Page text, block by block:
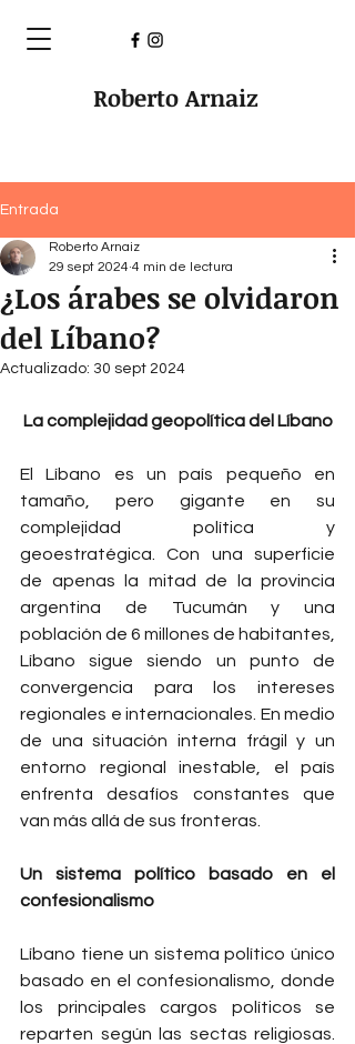
Roberto Arnaiz
Entrada
¿Los árabes se olvidaron
del Líbano?
Roberto Arnaiz
29 sept 2024 4 min de lectura
Actualizado: 30 sept 2024
La complejidad geopolítica del Líbano
El Líbano es un país pequeño en
tamaño, pero gigante en su
complejidad política y
geoestratégica. Con una superficie
de apenas la mitad de la provincia
argentina de Tucumán y una
población de 6 millones de habitantes,
Líbano sigue siendo un punto de
convergencia para los intereses
regionales e internacionales. En medio
de una situación interna frágil y un
entorno regional inestable, el país
enfrenta desafíos constantes que
van más allá de sus fronteras.
Un sistema político basado en el
confesionalismo
Líbano tiene un sistema político único
basado en el confesionalismo, donde
los principales cargos políticos se
reparten según las sectas religiosas.